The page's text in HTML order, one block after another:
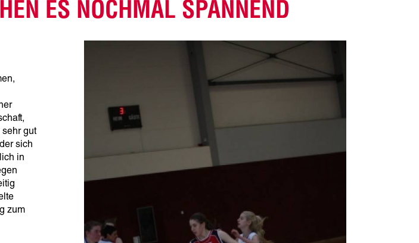
ES NOCHMAL SPANNEND
sehr gut
sich
in
zum